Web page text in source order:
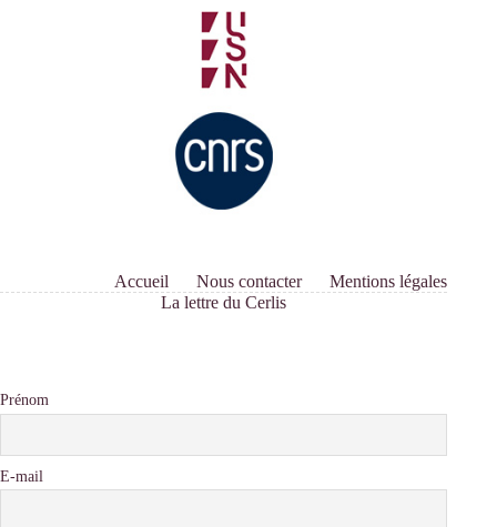
Accueil Nous contacter
Mentions légales
La lettre du Cerlis
Prénom
E-mail